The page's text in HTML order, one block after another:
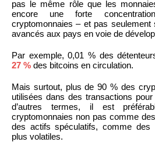
pas le même rôle que les
encore une forte
cryptomonnaies – et pas seulement
avancés aux pays en voie de
Par exemple, 0,01 % des
27 % des bitcoins en circulation.
Mais surtout, plus de 90 % des
utilisées dans des transactions
d’autres termes, il est
cryptomonnaies non pas comme
des actifs spéculatifs, comme des
plus volatiles.